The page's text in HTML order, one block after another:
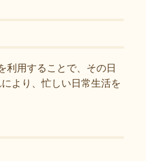
利用することで、その日
より、忙しい日常生活を